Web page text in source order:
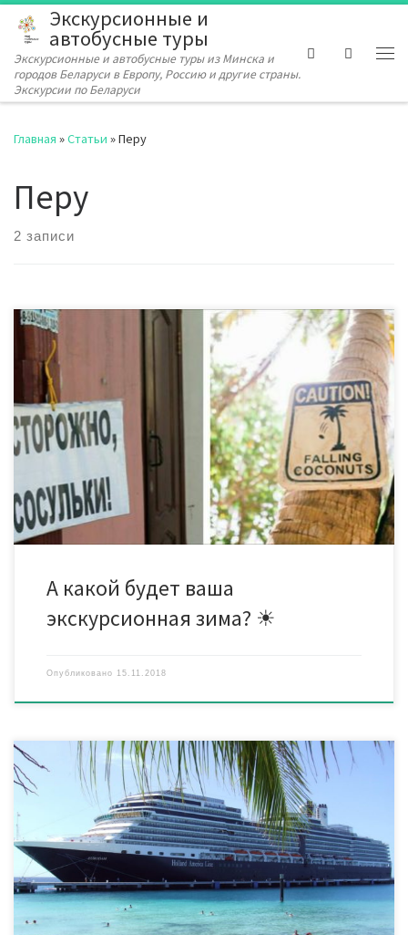
Перейти к содержимому
Экскурсионные и
автобусные туры
Экскурсионные и автобусные туры из Минска и
городов Беларуси в Европу, Россию и другие страны.
Экскурсии по Беларуси
Search
Главная »Статьи »Перу
Перу
2 записи
Для подбора экскурсионного тура, пишите нам в
комментариях либо звоните! Все разнообразие
экскурсионных туров по выгодным ценам у нас в офисе или в
ПОИСКЕ ТУРОВ. *** Если не планируете отдыхать сами, то
расскажите об этом своим друзьям. Они будут вам
благодарны! Бюро путешествий «МОИ ЛЮБИМЫЕ ТУРЫ» Тел в
Минске: Велком […]
А какой будет ваша
экскурсионная зима? ☀
Опубликовано 15.11.2018
Круизы по странам Южной Америки (Бразилия, Аргентина,
Чили, Перу, Уругвай). Белые пляжи Бразилии: Рио-де-
Жанейро, Бразилия — Бузиус, Бразилия — В море
— Сальвадор Де Байа, Бразилия — Ильеус, Бразилия —
В море — Рио-де-Жанейро, Бразилия лайнер MSC Musica,
продолжительность 6 н / 7 дн Стоимость от 769 у.е. на чел.
Чудеса Южной Америки: Буэнос Айрес, Аргентина —
Монтевидео, Уругвай — В море — Пуэрто […]